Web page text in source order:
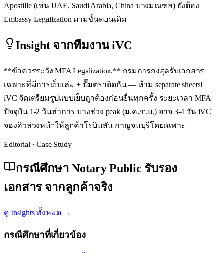
Apostille (เช่น UAE, Saudi Arabia, China บางมณฑล) ยังต้อง
Embassy Legalization ตามขั้นตอนเดิม
Insight จากทีมงาน iVC
**ข้อควรระวัง MFA Legalization.** กรมการกงสุลรับเอกสาร
เฉพาะที่มีการเย็บเล่ม + ปั๊มตราติดกัน — ห้าม separate sheets!
iVC จัดเตรียมรูปแบบเย็บถูกต้องก่อนยื่นทุกครั้ง ระยะเวลา MFA
ปัจจุบัน 1-2 วันทำการ บางช่วง peak (ม.ค./ก.ย.) อาจ 3-4 วัน iVC
จองคิวล่วงหน้าให้ลูกค้าโรบินสัน กาญจนบุรีโดยเฉพาะ
Editorial · Case Study
กรณีศึกษา Notary Public รับรอง
เอกสาร จากลูกค้าจริง
ดู Insights ทั้งหมด →
กรณีศึกษาที่เกี่ยวข้อง